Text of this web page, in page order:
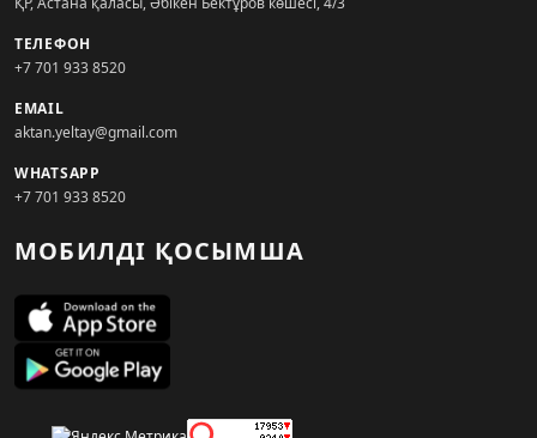
ТЕЛЕФОН
+7 701 933 8520
EMAIL
aktan.yeltay@gmail.com
WHATSAPP
+7 701 933 8520
МОБИЛДІ ҚОСЫМША